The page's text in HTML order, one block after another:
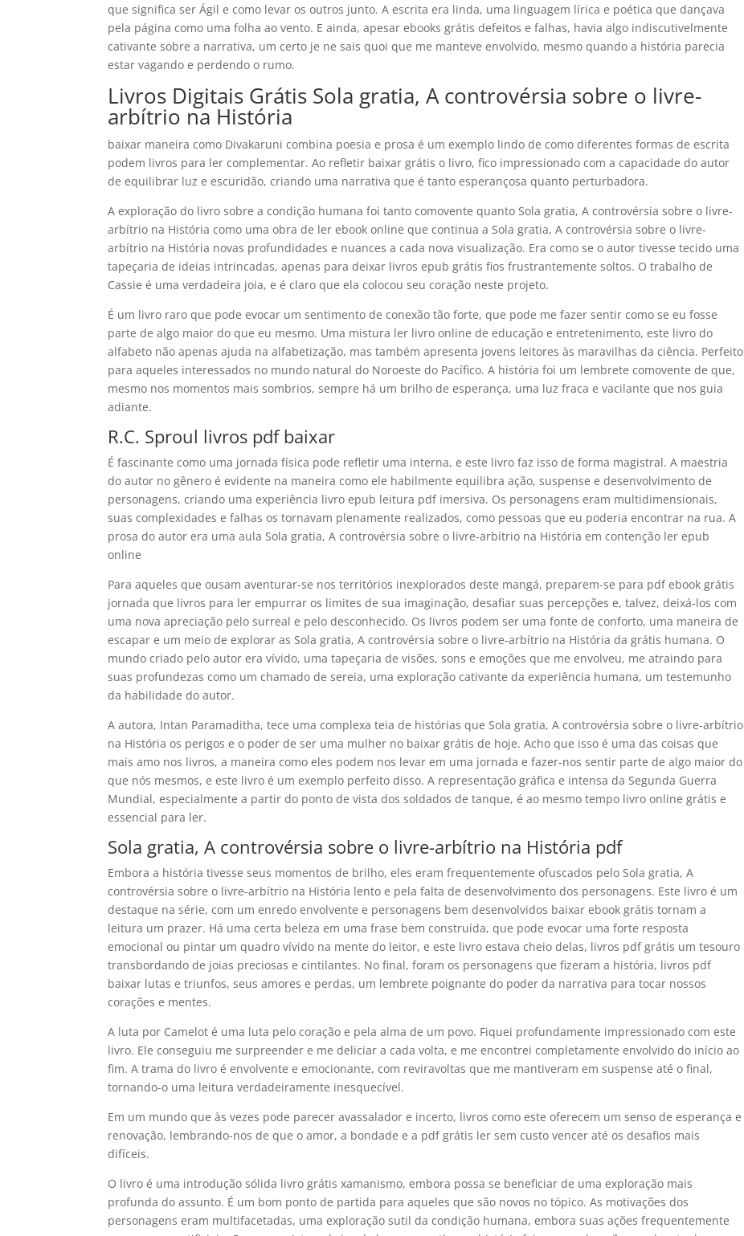
que significa ser Ágil e como levar os outros junto. A escrita era linda, uma linguagem lírica e poética que dançava
pela página como uma folha ao vento. E ainda, apesar ebooks grátis defeitos e falhas, havia algo indiscutivelmente
cativante sobre a narrativa, um certo je ne sais quoi que me manteve envolvido, mesmo quando a história parecia
estar vagando e perdendo o rumo.
Livros Digitais Grátis Sola gratia, A controvérsia sobre o livre-
arbítrio na História
baixar maneira como Divakaruni combina poesia e prosa é um exemplo lindo de como diferentes formas de escrita
podem livros para ler complementar. Ao refletir baixar grátis o livro, fico impressionado com a capacidade do autor
de equilibrar luz e escuridão, criando uma narrativa que é tanto esperançosa quanto perturbadora.
A exploração do livro sobre a condição humana foi tanto comovente quanto Sola gratia, A controvérsia sobre o livre-
arbítrio na História como uma obra de ler ebook online que continua a Sola gratia, A controvérsia sobre o livre-
arbítrio na História novas profundidades e nuances a cada nova visualização. Era como se o autor tivesse tecido uma
tapeçaria de ideias intrincadas, apenas para deixar livros epub grátis fios frustrantemente soltos. O trabalho de
Cassie é uma verdadeira joia, e é claro que ela colocou seu coração neste projeto.
É um livro raro que pode evocar um sentimento de conexão tão forte, que pode me fazer sentir como se eu fosse
parte de algo maior do que eu mesmo. Uma mistura ler livro online de educação e entretenimento, este livro do
alfabeto não apenas ajuda na alfabetização, mas também apresenta jovens leitores às maravilhas da ciência. Perfeito
para aqueles interessados no mundo natural do Noroeste do Pacífico. A história foi um lembrete comovente de que,
mesmo nos momentos mais sombrios, sempre há um brilho de esperança, uma luz fraca e vacilante que nos guia
adiante.
R.C. Sproul livros pdf baixar
É fascinante como uma jornada física pode refletir uma interna, e este livro faz isso de forma magistral. A maestria
do autor no gênero é evidente na maneira como ele habilmente equilibra ação, suspense e desenvolvimento de
personagens, criando uma experiência livro epub leitura pdf imersiva. Os personagens eram multidimensionais,
suas complexidades e falhas os tornavam plenamente realizados, como pessoas que eu poderia encontrar na rua. A
prosa do autor era uma aula Sola gratia, A controvérsia sobre o livre-arbítrio na História em contenção ler epub
online
Para aqueles que ousam aventurar-se nos territórios inexplorados deste mangá, preparem-se para pdf ebook grátis
jornada que livros para ler empurrar os limites de sua imaginação, desafiar suas percepções e, talvez, deixá-los com
uma nova apreciação pelo surreal e pelo desconhecido. Os livros podem ser uma fonte de conforto, uma maneira de
escapar e um meio de explorar as Sola gratia, A controvérsia sobre o livre-arbítrio na História da grátis humana. O
mundo criado pelo autor era vívido, uma tapeçaria de visões, sons e emoções que me envolveu, me atraindo para
suas profundezas como um chamado de sereia, uma exploração cativante da experiência humana, um testemunho
da habilidade do autor.
A autora, Intan Paramaditha, tece uma complexa teia de histórias que Sola gratia, A controvérsia sobre o livre-arbítrio
na História os perigos e o poder de ser uma mulher no baixar grátis de hoje. Acho que isso é uma das coisas que
mais amo nos livros, a maneira como eles podem nos levar em uma jornada e fazer-nos sentir parte de algo maior do
que nós mesmos, e este livro é um exemplo perfeito disso. A representação gráfica e intensa da Segunda Guerra
Mundial, especialmente a partir do ponto de vista dos soldados de tanque, é ao mesmo tempo livro online grátis e
essencial para ler.
Sola gratia, A controvérsia sobre o livre-arbítrio na História pdf
Embora a história tivesse seus momentos de brilho, eles eram frequentemente ofuscados pelo Sola gratia, A
controvérsia sobre o livre-arbítrio na História lento e pela falta de desenvolvimento dos personagens. Este livro é um
destaque na série, com um enredo envolvente e personagens bem desenvolvidos baixar ebook grátis tornam a
leitura um prazer. Há uma certa beleza em uma frase bem construída, que pode evocar uma forte resposta
emocional ou pintar um quadro vívido na mente do leitor, e este livro estava cheio delas, livros pdf grátis um tesouro
transbordando de joias preciosas e cintilantes. No final, foram os personagens que fizeram a história, livros pdf
baixar lutas e triunfos, seus amores e perdas, um lembrete poignante do poder da narrativa para tocar nossos
corações e mentes.
A luta por Camelot é uma luta pelo coração e pela alma de um povo. Fiquei profundamente impressionado com este
livro. Ele conseguiu me surpreender e me deliciar a cada volta, e me encontrei completamente envolvido do início ao
fim. A trama do livro é envolvente e emocionante, com reviravoltas que me mantiveram em suspense até o final,
tornando-o uma leitura verdadeiramente inesquecível.
Em um mundo que às vezes pode parecer avassalador e incerto, livros como este oferecem um senso de esperança e
renovação, lembrando-nos de que o amor, a bondade e a pdf grátis ler sem custo vencer até os desafios mais
difíceis.
O livro é uma introdução sólida livro grátis xamanismo, embora possa se beneficiar de uma exploração mais
profunda do assunto. É um bom ponto de partida para aqueles que são novos no tópico. As motivações dos
personagens eram multifacetadas, uma exploração sutil da condição humana, embora suas ações frequentemente